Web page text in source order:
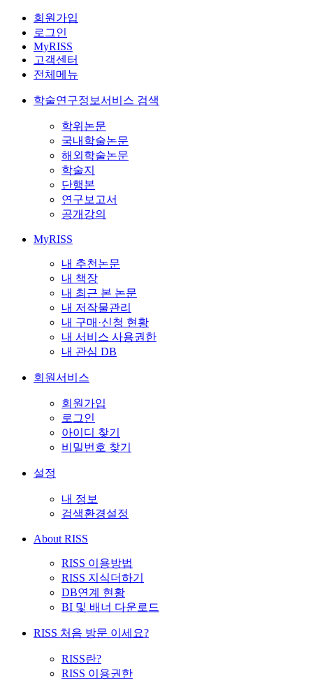
회원가입
로그인
MyRISS
고객센터
전체메뉴
학술연구정보서비스 검색
학위논문
국내학술논문
해외학술논문
학술지
단행본
연구보고서
공개강의
MyRISS
내 추천논문
내 책장
내 최근 본 논문
내 저작물관리
내 구매·신청 현황
내 서비스 사용권한
내 관심 DB
회원서비스
회원가입
로그인
아이디 찾기
비밀번호 찾기
설정
내 정보
검색환경설정
About RISS
RISS 이용방법
RISS 지식더하기
DB연계 현황
BI 및 배너 다운로드
RISS 처음 방문 이세요?
RISS란?
RISS 이용권한